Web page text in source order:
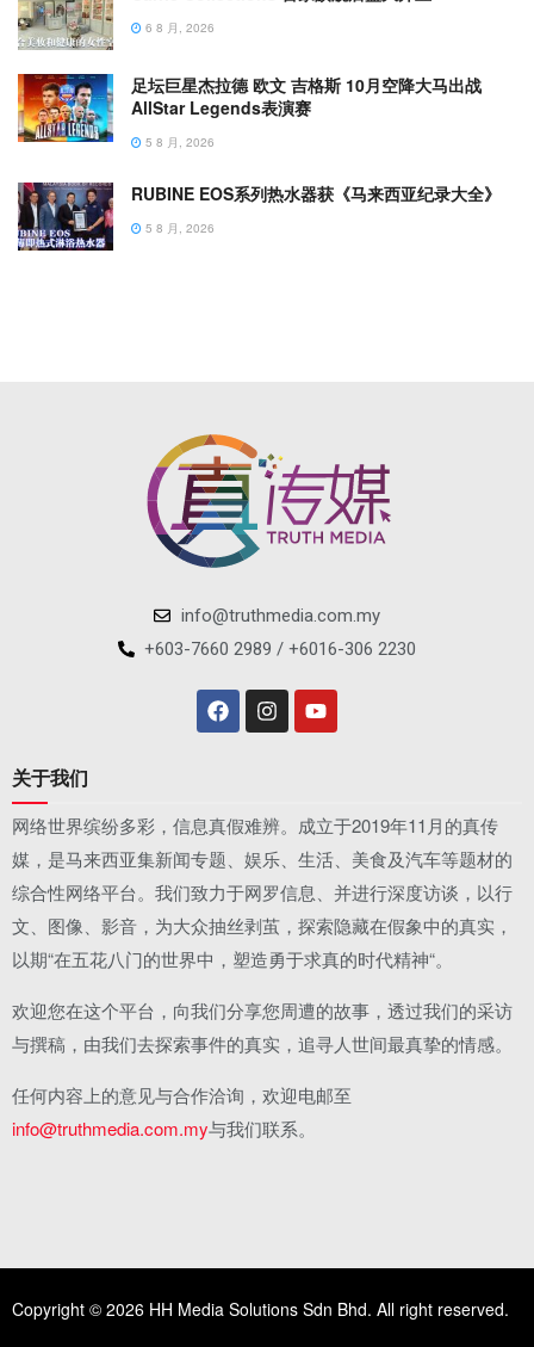
6 8 月, 2026
足坛巨星杰拉德 欧文 吉格斯 10月空降大马出战
AllStar Legends表演赛
5 8 月, 2026
RUBINE EOS系列热水器获《马来西亚纪录大全》
5 8 月, 2026
info@truthmedia.com.my
+603-7660 2989 / +6016-306 2230
关于我们
网络世界缤纷多彩，信息真假难辨。成立于2019年11月的真传
媒，是马来西亚集新闻专题、娱乐、生活、美食及汽车等题材的
综合性网络平台。我们致力于网罗信息、并进行深度访谈，以行
文、图像、影音，为大众抽丝剥茧，探索隐藏在假象中的真实，
以期“在五花八门的世界中，塑造勇于求真的时代精神“。
欢迎您在这个平台，向我们分享您周遭的故事，透过我们的采访
与撰稿，由我们去探索事件的真实，追寻人世间最真挚的情感。
任何内容上的意见与合作洽询，欢迎电邮至
info@truthmedia.com.my与我们联系。
Copyright © 2026 HH Media Solutions Sdn Bhd. All right reserved.